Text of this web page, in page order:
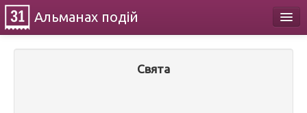
Альманах подій
Свята